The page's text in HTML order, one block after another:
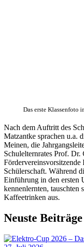
Das erste Klassenfoto
Nach dem Auftritt des
Matzantke sprachen u.a.
Meinen, die
Schulelternrates Prof.
Schülerschaft. Während
Einführung in den ersten
kennenlernten, tauschten
Kaffeetrinken aus.
Neuste Beiträge